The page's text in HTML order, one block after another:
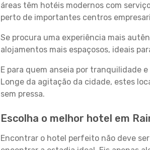
áreas têm hotéis modernos com
perto de importantes centros
Se procura uma experiência mais
alojamentos mais espaçosos, ideais
E para quem anseia por tranquilidade
Longe da agitação da cidade, estes
sem pressa.
Escolha o melhor hotel em
Encontrar o hotel perfeito não deve